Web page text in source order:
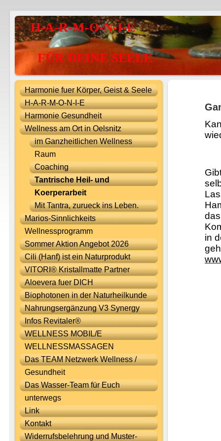
H-A-R-M-O-N-I-E
FÜR DEINE SEELE
Harmonie fuer Körper, Geist & Seele
H-A-R-M-O-N-I-E
Harmonie Gesundheit
Wellness am Ort in Oelsnitz
im Ganzheitlichen Wellness
Raum
Coaching
Tantrische Heil- und
Koerperarbeit
Mit Tantra, zurueck ins Leben.
Marios-Sinnlichkeits
Wellnessprogramm
Sommer Aktion Angebot 2026
Cili (Hanf) ist ein Naturprodukt
VITORI® Kristallmatte Partner
Aloevera fuer DICH
Biophotonen in der Naturheilkunde
Nahrungsergänzung V3 Synergy
Infos Revitaler®
WELLNESS MOBIL/E
WELLNESSMASSAGEN
Das TEAM Netzwerk Wellness /
Gesundheit
Das Wasser-Team für Euch
unterwegs
Link
Kontakt
Widerrufsbelehrung und Muster-
in